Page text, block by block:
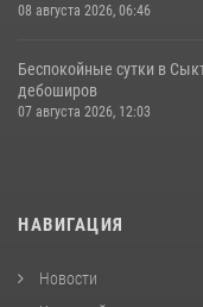
08 августа 2026, 06:46
Беспокойные сутки в
дебоширов
07 августа 2026, 12:03
НАВИГАЦИЯ
Новости